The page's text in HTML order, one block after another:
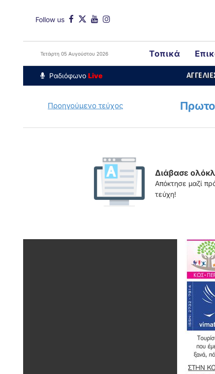
Follow us
Τετάρτη 05 Αυγούστου 2026 Τοπικά
Around The
Ραδιόφωνο Live
Προηγούμενο τεύχος
Διάβασε
Απόκτησε μαζί
τεύχη!